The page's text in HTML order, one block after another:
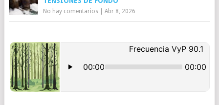
No hay comentarios| Abr 8, 2026